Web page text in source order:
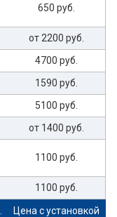
650 руб.
от 2200 руб.
4700 руб.
1590 руб.
5100 руб.
от 1400 руб.
1100 руб.
1100 руб.
Цена с установкой